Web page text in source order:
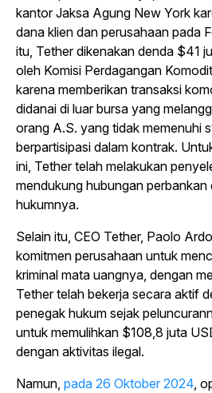
kantor Jaksa Agung New York
dana klien dan perusahaan pada
itu, Tether dikenakan denda $41
oleh Komisi Perdagangan
karena memberikan transaksi
didanai di luar bursa yang
orang A.S. yang tidak memenuhi
berpartisipasi dalam kontrak.
ini, Tether telah melakukan
mendukung hubungan perbankan
hukumnya.
Selain itu, CEO Tether, Paolo
komitmen perusahaan untuk
kriminal mata uangnya, dengan
Tether telah bekerja secara aktif
penegak hukum sejak
untuk memulihkan $108,8 juta
dengan aktivitas ilegal.
Namun, pada 26 Oktober 2024,